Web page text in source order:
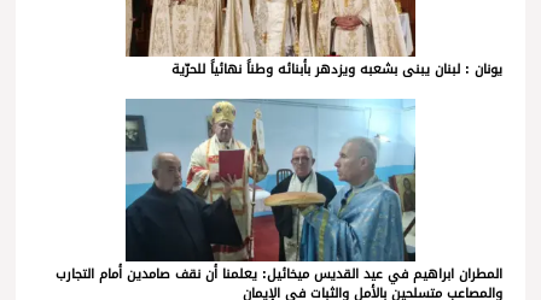
يونان : لبنان يبنى بشعبه ويزدهر بأبنائه وطناً نهائياً للحرّية
المطران ابراهيم في عيد القديس ميخائيل: يعلمنا أن نقف صامدين أمام التجارب
والمصاعب متسلحين بالأمل والثبات في الإيمان